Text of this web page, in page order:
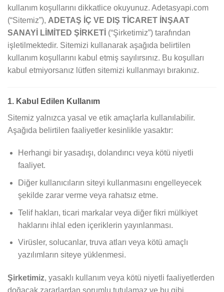
kullanım koşullarını dikkatlice okuyunuz. Adetasyapi.com
(“Sitemiz”), ADETAŞ İÇ VE DIŞ TİCARET İNŞAAT
SANAYİ LİMİTED ŞİRKETİ (“Şirketimiz”) tarafından
işletilmektedir. Sitemizi kullanarak aşağıda belirtilen
kullanım koşullarını kabul etmiş sayılırsınız. Bu koşulları
kabul etmiyorsanız lütfen sitemizi kullanmayı bırakınız.
1. Kabul Edilen Kullanım
Sitemiz yalnızca yasal ve etik amaçlarla kullanılabilir.
Aşağıda belirtilen faaliyetler kesinlikle yasaktır:
Herhangi bir yasadışı, dolandırıcı veya kötü niyetli
faaliyet.
Diğer kullanıcıların siteyi kullanmasını engelleyecek
şekilde zarar verme veya rahatsız etme.
Telif hakları, ticari markalar veya diğer fikri mülkiyet
haklarını ihlal eden içeriklerin yayınlanması.
Virüsler, solucanlar, truva atları veya kötü amaçlı
yazılımların siteye yüklenmesi.
Şirketimiz, yasaklı kullanım veya kötü niyetli faaliyetlerden
doğacak zararlardan sorumlu tutulamaz ve bu gibi